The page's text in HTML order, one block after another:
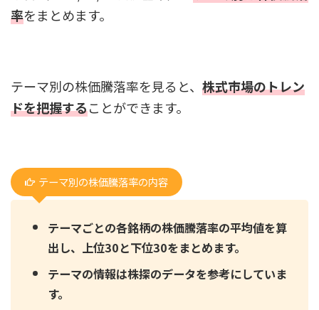
率をまとめます。
テーマ別の株価騰落率を見ると、 株式市場のトレン
ドを把握することができます。
テーマ別の株価騰落率の内容
テーマごとの各銘柄の株価騰落率の平均値を算
出し、上位30と下位30をまとめます。
テーマの情報は株探のデータを参考にしていま
す。